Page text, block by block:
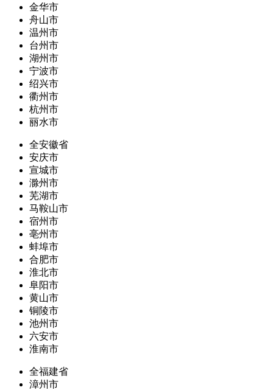
金华市
舟山市
温州市
台州市
湖州市
宁波市
绍兴市
衢州市
杭州市
丽水市
全安徽省
安庆市
宣城市
滁州市
芜湖市
马鞍山市
宿州市
亳州市
蚌埠市
合肥市
淮北市
阜阳市
黄山市
铜陵市
池州市
六安市
淮南市
全福建省
漳州市